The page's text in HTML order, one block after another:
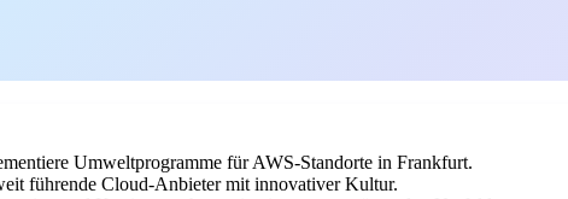
Umweltprogramme für AWS-Standorte in Frankfurt.
führende Cloud-Anbieter mit innovativer Kultur.